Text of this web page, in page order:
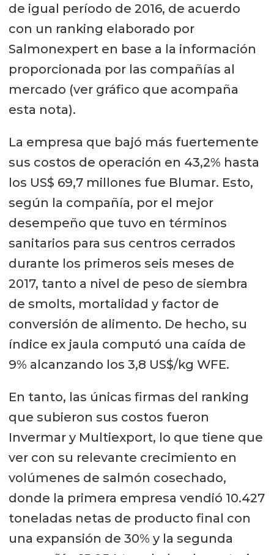
de igual período de 2016, de acuerdo
con un ranking elaborado por
Salmonexpert en base a la información
proporcionada por las compañías al
mercado (ver gráfico que acompaña
esta nota).
La empresa que bajó más fuertemente
sus costos de operación en 43,2% hasta
los US$ 69,7 millones fue Blumar. Esto,
según la compañía, por el mejor
desempeño que tuvo en términos
sanitarios para sus centros cerrados
durante los primeros seis meses de
2017, tanto a nivel de peso de siembra
de smolts, mortalidad y factor de
conversión de alimento. De hecho, su
índice ex jaula computó una caída de
9% alcanzando los 3,8 US$/kg WFE.
En tanto, las únicas firmas del ranking
que subieron sus costos fueron
Invermar y Multiexport, lo que tiene que
ver con su relevante crecimiento en
volúmenes de salmón cosechado,
donde la primera empresa vendió 10.427
toneladas netas de producto final con
una expansión de 30% y la segunda